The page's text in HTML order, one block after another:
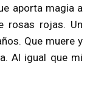
aporta magia a
rosas rojas. Un
Que muere y
Al igual que mi